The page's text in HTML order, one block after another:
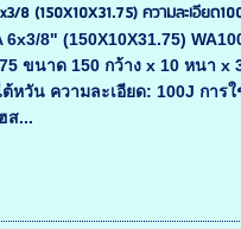
8 (150X10X31.75) ความละเอียด
8" (150X10X31.75)
ขนาด 150 กว้าง x 10 หนา x
หวัน ความละเอียด: 100J การ
ส...